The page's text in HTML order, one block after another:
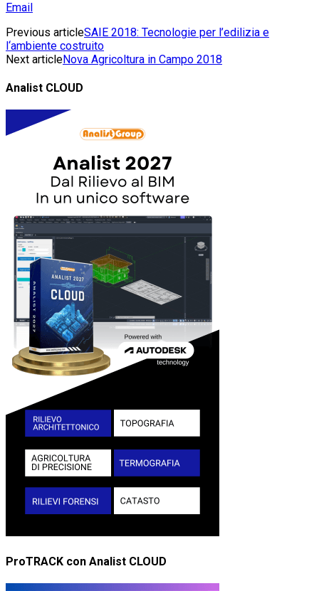
Email
Previous articleSAIE 2018: Tecnologie per l’edilizia e
l‘ambiente costruito
Next articleNova Agricoltura in Campo 2018
Analist CLOUD
ProTRACK con Analist CLOUD